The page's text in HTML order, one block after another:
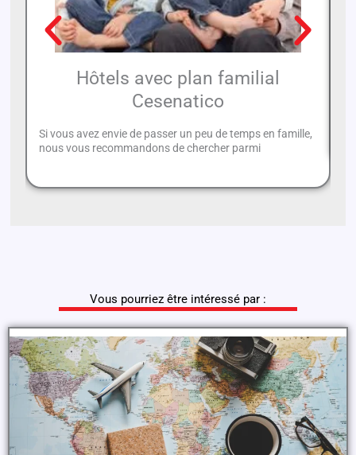
Hôtels avec plan familial
Cesenatico
Si vous avez envie de passer un peu de temps en famille,
nous vous recommandons de chercher parmi
Vous pourriez être intéressé par :